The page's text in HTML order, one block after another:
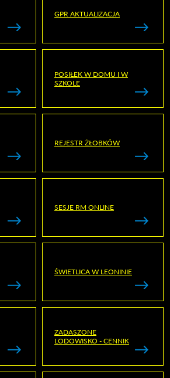
GPR AKTUALIZACJA
POSIŁEK W DOMU I W
SZKOLE
REJESTR ŻŁOBKÓW
SESJE RM ONLINE
ŚWIETLICA W LEONINIE
ZADASZONE
LODOWISKO - CENNIK